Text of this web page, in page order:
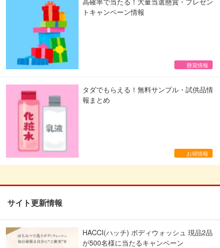
トキャンペーン情報
懸賞情報
タダでもらえる！無料サンプル・試供品情
報まとめ
お得情報
サイト更新情報
HACCI(ハッチ) ボディウォッシュ 現品2品
が500名様に当たるキャンペーン